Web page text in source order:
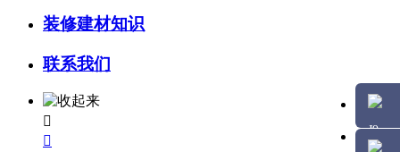
装修建材知识
联系我们

